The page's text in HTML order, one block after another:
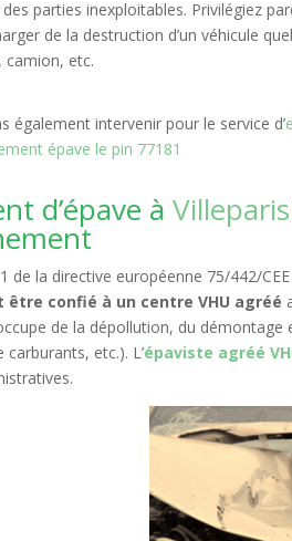
des parties inexploitables. Privilégiez
de la destruction d’un véhicule
camion, etc.
également intervenir pour le service d’
épave le pin 77181
d’épave à
de la directive européenne 75/442/
être confié à un centre VHU agréé
de la dépollution, du
carburants, etc.). L’épaviste agréé